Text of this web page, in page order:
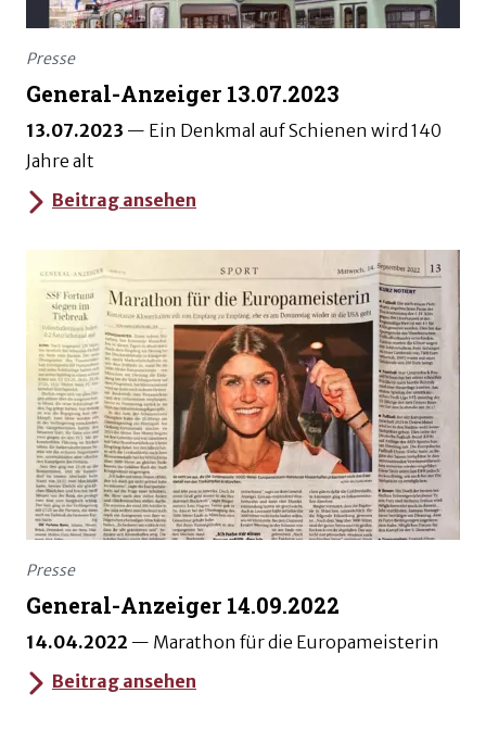
Presse
General-Anzeiger 13.07.2023
13.07.2023 — Ein Denkmal auf Schienen wird 140
Jahre alt
Beitrag ansehen
Presse
General-Anzeiger 14.09.2022
14.04.2022 — Marathon für die Europameisterin
Beitrag ansehen